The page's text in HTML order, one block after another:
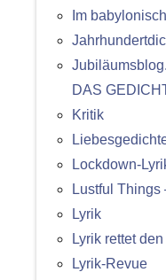
Im
DAS
Kritik
Lockdown-
Lustful Things
Lyrik
Lyrik rettet
Lyrik-Revue